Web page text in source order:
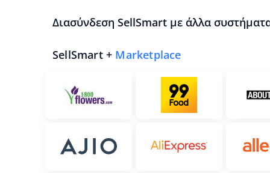
Διασύνδεση SellSmart με άλλα
SellSmart + Marketplace